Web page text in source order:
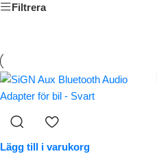
Filtrera
Lägg till i varukorg